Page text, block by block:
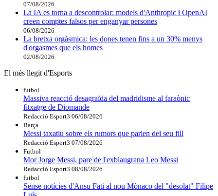
07/08/2026
La IA es torna a descontrolar: models d'Anthropic i OpenAI
creen comptes falsos per enganyar persones
06/08/2026
La bretxa orgàsmica: les dones tenen fins a un 30% menys
d'orgasmes que els homes
02/08/2026
El més llegit d'Esports
futbol
Massiva reacció desagraïda del madridisme al faraònic
fitxatge de Diomande
Redacció Esport3 06/08/2026
Barça
Messi taxatiu sobre els rumors que parlen del seu fill
Redacció Esport3 07/08/2026
Futbol
Mor Jorge Messi, pare de l'exblaugrana Leo Messi
Redacció Esport3 08/08/2026
futbol
Sense notícies d'Ansu Fati al nou Mònaco del "desolat" Filipe